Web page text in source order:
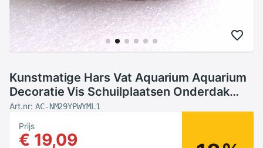
Kunstmatige Hars Vat Aquarium Aquarium
Decoratie Vis Schuilplaatsen Onderdak
Simulatie Ornament Landschap Decoratie
Art.nr: AC-NM29YPWYML1
Prijs
€ 19,09